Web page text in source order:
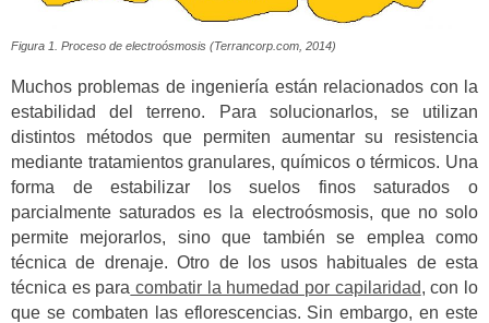
Figura 1. Proceso de electroósmosis (Terrancorp.com, 2014)
Muchos problemas de ingeniería están relacionados con la
estabilidad del terreno. Para solucionarlos, se utilizan
distintos métodos que permiten aumentar su resistencia
mediante tratamientos granulares, químicos o térmicos. Una
forma de estabilizar los suelos finos saturados o
parcialmente saturados es la electroósmosis, que no solo
permite mejorarlos, sino que también se emplea como
técnica de drenaje. Otro de los usos habituales de esta
técnica es para combatir la humedad por capilaridad, con lo
que se combaten las eflorescencias. Sin embargo, en este